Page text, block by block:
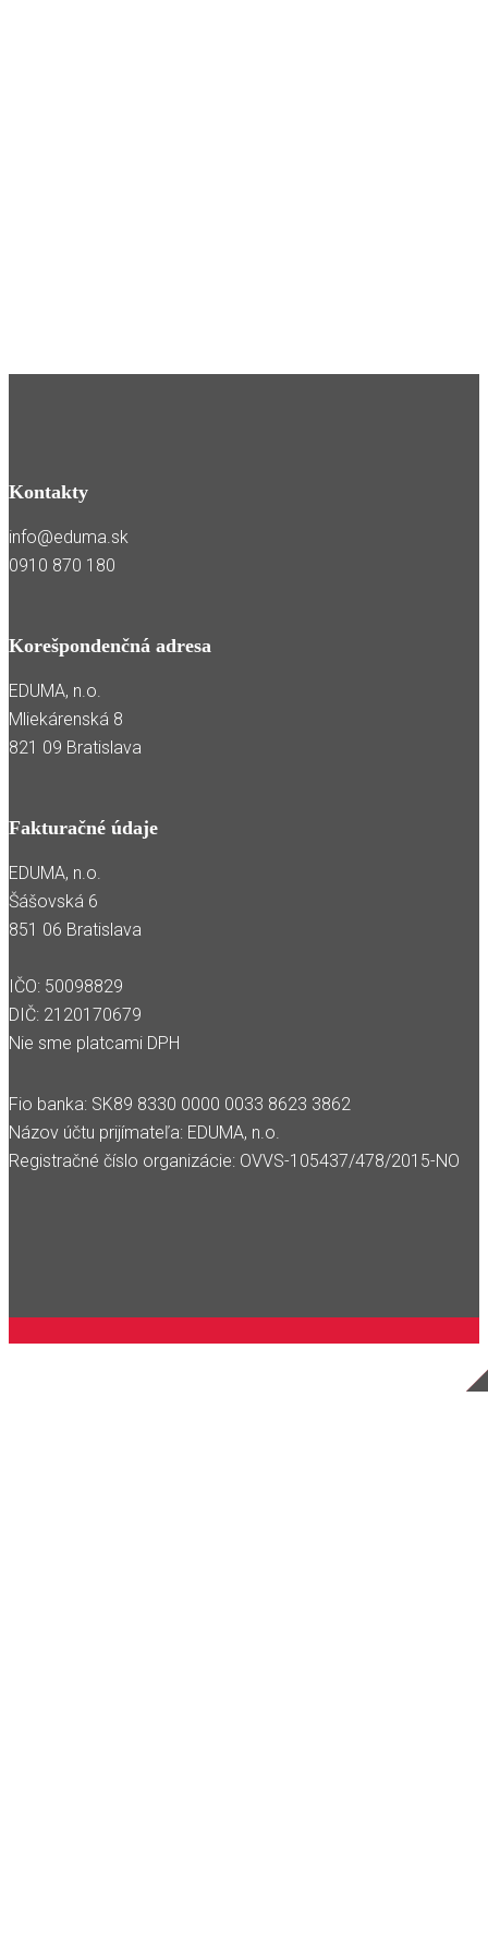
Kontakty
info@eduma.sk
0910 870 180
Korešpondenčná adresa
EDUMA, n.o.
Mliekárenská 8
821 09 Bratislava
Fakturačné údaje
EDUMA, n.o.
Šášovská 6
851 06 Bratislava
IČO: 50098829
DIČ: 2120170679
Nie sme platcami DPH
Fio banka: SK89 8330 0000 0033 8623 3862
Názov účtu prijímateľa: EDUMA, n.o.
Registračné číslo organizácie: OVVS-105437/478/2015-NO